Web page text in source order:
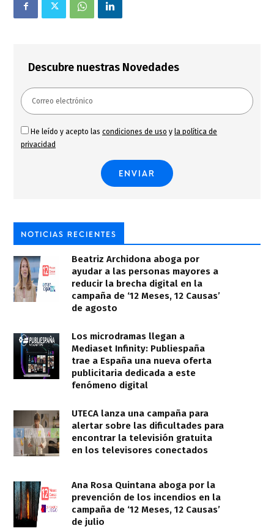
Descubre nuestras Novedades
He leído y acepto las condiciones de uso y la política de
privacidad
NOTICIAS RECIENTES
Beatriz Archidona aboga por
ayudar a las personas mayores a
reducir la brecha digital en la
campaña de ‘12 Meses, 12 Causas’
de agosto
Los microdramas llegan a
Mediaset Infinity: Publiespaña
trae a España una nueva oferta
publicitaria dedicada a este
fenómeno digital
UTECA lanza una campaña para
alertar sobre las dificultades para
encontrar la televisión gratuita
en los televisores conectados
Ana Rosa Quintana aboga por la
prevención de los incendios en la
campaña de ‘12 Meses, 12 Causas’
de julio